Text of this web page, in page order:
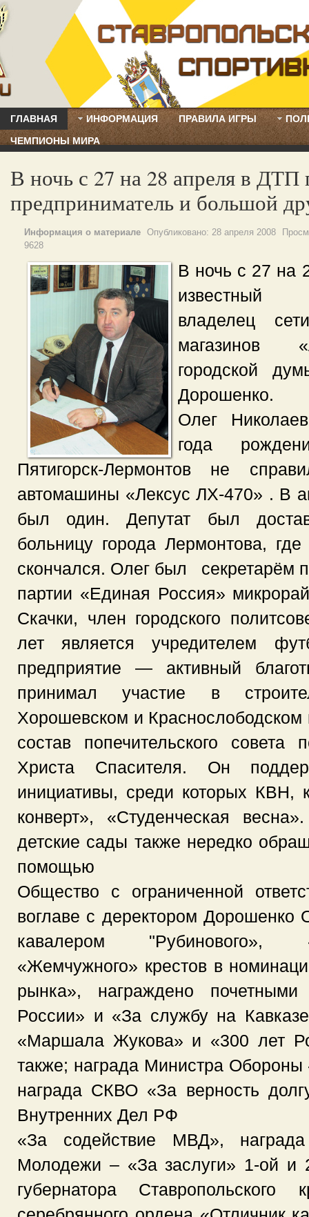
ГЛАВНАЯ ИНФОРМАЦИЯ ПРАВИЛА ИГРЫ
ЧЕМПИОНЫ МИРА
В ночь с 27 на 28 апреля в ДТП
предприниматель и большой
Информация о материале Опубликовано: 28 апреля 2008
9628
В ночь с 27 на
известный
владелец
магазинов
городской
Дорошенко.
Олег
года
Пятигорск-Лермонтов не
автомашины «Лексус ЛХ-470» . В
был один. Депутат был
больницу города Лермонтова,
скончался. Олег был секретарём
партии «Единая Россия»
Скачки, член городского
лет является учредителем
предприятие — активный
принимал участие в
Хорошевском и
состав попечительского
Христа Спасителя. Он
инициативы, среди которых КВН,
конверт», «Студенческая
детские сады также нередко
помощью
Общество с ограниченной
воглаве с деректором Дорошенко
кавалером "Рубинового»,
«Жемчужного» крестов в
рынка», награждено
России» и «За службу на
«Маршала Жукова» и «300 лет
также; награда Министра
награда СКВО «За верность
Внутренних Дел РФ
«За содействие МВД»,
Молодежи – «За заслуги» 1-ой и
губернатора